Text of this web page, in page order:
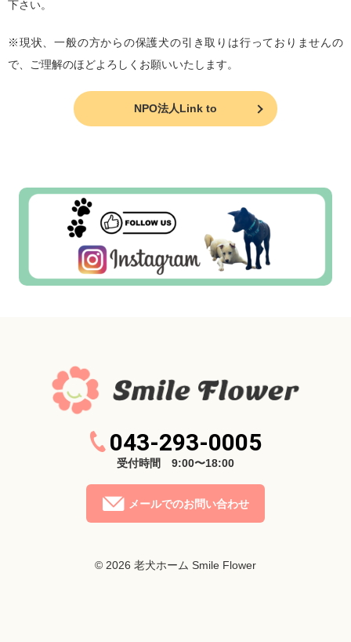
下さい。
※現状、一般の方からの保護犬の引き取りは行っておりませんの
で、ご理解のほどよろしくお願いいたします。
NPO法人Link to
043-293-0005
受付時間 9:00〜18:00
メールでのお問い合わせ
© 2026 老犬ホーム Smile Flower